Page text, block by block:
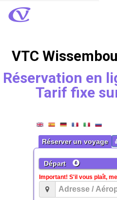
VTC
Réservation en
Tarif fixe